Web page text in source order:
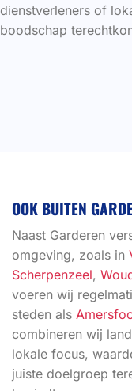
dienstverleners of
boodschap
OOK BUITEN
Naast Garderen
omgeving, zoals in
Scherpenzeel,
voeren wij
steden als
combineren wij
lokale focus,
juiste doelgroep